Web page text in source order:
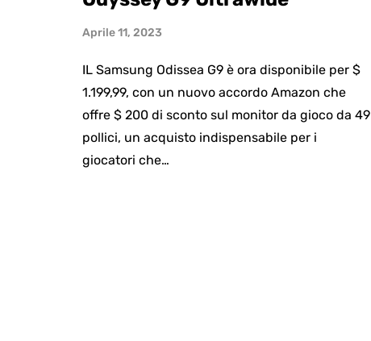
Aprile 11, 2023
IL Samsung Odissea G9 è ora disponibile per $
1.199,99, con un nuovo accordo Amazon che
offre $ 200 di sconto sul monitor da gioco da 49
pollici, un acquisto indispensabile per i
giocatori che…